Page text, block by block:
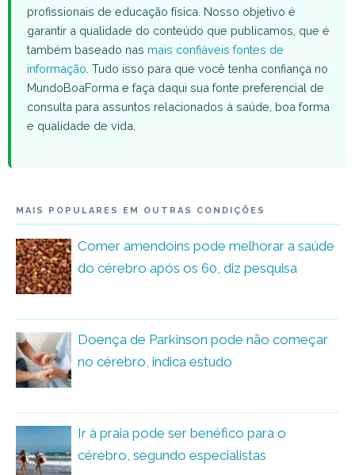
profissionais de educação física. Nosso objetivo é
garantir a qualidade do conteúdo que publicamos, que é
também baseado nas mais confiáveis fontes de
informação . Tudo isso para que você tenha confiança no
MundoBoaForma e faça daqui sua fonte preferencial de
consulta para assuntos relacionados à saúde, boa forma
e qualidade de vida.
MAIS POPULARES EM OUTRAS CONDIÇÕES
Comer amendoins pode melhorar a saúde
do cérebro após os 60, diz pesquisa
Doença de Parkinson pode não começar
no cérebro, indica estudo
Ir à praia pode ser benéfico para o
cérebro, segundo especialistas